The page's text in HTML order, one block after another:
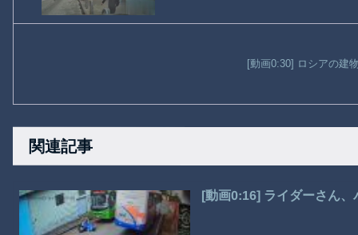
[動画0:30] ロシアの建
関連記事
[動画0:16] ライダーさん